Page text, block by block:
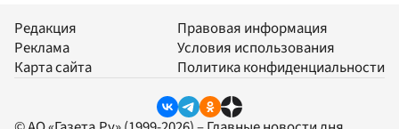
Редакция
Реклама
Карта сайта
Правовая информация
Условия использования
Политика конфиденциальности